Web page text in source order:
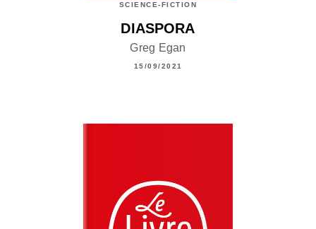
SCIENCE-FICTION
DIASPORA
Greg Egan
15/09/2021